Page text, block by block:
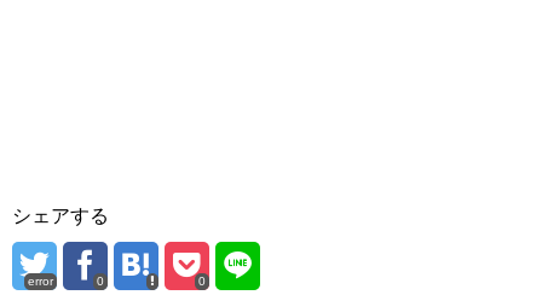
シェアする
error 0 0